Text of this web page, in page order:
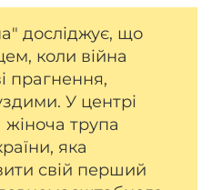
досліджує, що
коли війна
прагнення,
У центрі
трупа
яка
свій перший